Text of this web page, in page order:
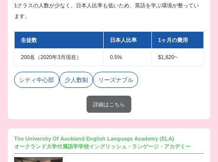
1クラスの人数が少なく、日本人比率も低いため、英語を学ぶ環境が整ってい
ます。
生徒数 日本人比率 1ヶ月の費用
200名（2020年3月現在） 0.5% $1,820~
シティ中心部 少人数制 リーズナブル
詳細はこちら
The University Of Auckland English Language Academy (ELA)
オークランド大学付属語学学校イングリッシュ・ランゲージ・アカデミー